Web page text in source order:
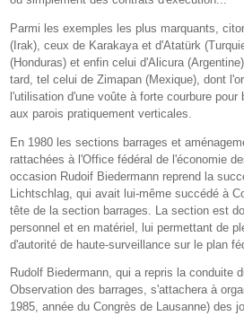
Parmi les exemples les plus marquants,
(Irak), ceux de Karakaya et d'Atatürk
(Honduras) et enfin celui d'Alicura
tard, tel celui de Zimapan (Mexique), dont
l'utilisation d'une voûte à forte courbure pour
aux parois pratiquement verticales.
En 1980 les sections barrages et
rattachées à l'Office fédéral de l'économie
occasion Rudoif Biedermann reprend la
Lichtschlag, qui avait lui-même succédé à
tête de la section barrages. La section est
personnel et en matériel, lui permettant de
d'autorité de haute-surveillance sur le plan
Rudolf Biedermann, qui a repris la conduite
Observation des barrages, s'attachera à
1985, année du Congrès de Lausanne) des